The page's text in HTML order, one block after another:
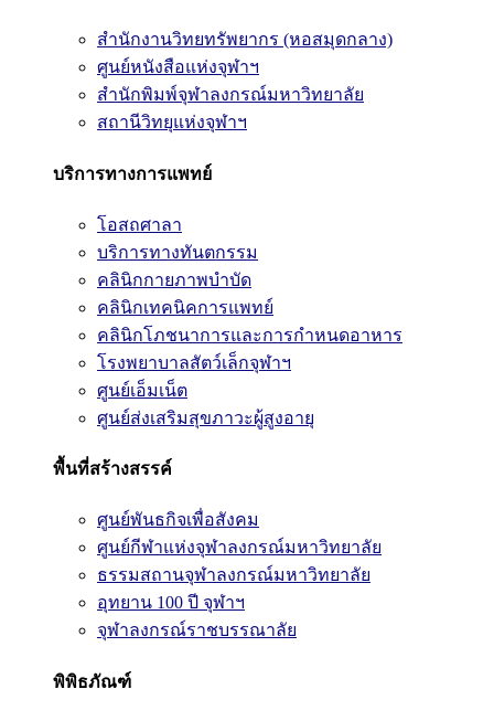
สำนักงานวิทยทรัพยากร (หอสมุดกลาง)
ศูนย์หนังสือแห่งจุฬาฯ
สำนักพิมพ์จุฬาลงกรณ์มหาวิทยาลัย
สถานีวิทยุแห่งจุฬาฯ
บริการทางการแพทย์
โอสถศาลา
บริการทางทันตกรรม
คลินิกกายภาพบำบัด
คลินิกเทคนิคการแพทย์
คลินิกโภชนาการและการกำหนดอาหาร
โรงพยาบาลสัตว์เล็กจุฬาฯ
ศูนย์เอ็มเน็ต
ศูนย์ส่งเสริมสุขภาวะผู้สูงอายุ
พื้นที่สร้างสรรค์
ศูนย์พันธกิจเพื่อสังคม
ศูนย์กีฬาแห่งจุฬาลงกรณ์มหาวิทยาลัย
ธรรมสถานจุฬาลงกรณ์มหาวิทยาลัย
อุทยาน 100 ปี จุฬาฯ
จุฬาลงกรณ์ราชบรรณาลัย
พิพิธภัณฑ์